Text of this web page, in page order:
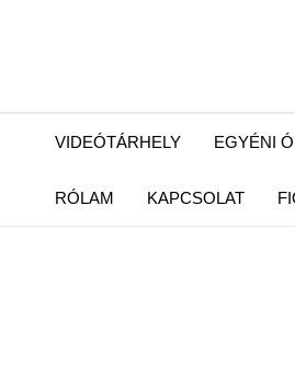
VIDEÓTÁRHELY EGYÉNI
RÓLAM KAPCSOLAT